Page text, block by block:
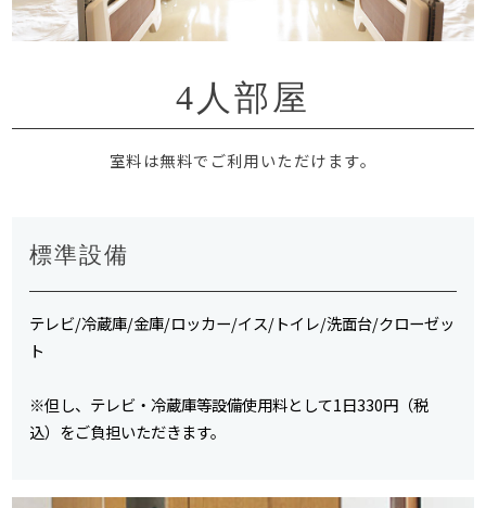
4人部屋
室料は無料でご利用いただけます。
標準設備
テレビ/冷蔵庫/金庫/ロッカー/イス/トイレ/洗面台/クローゼッ
ト
※但し、テレビ・冷蔵庫等設備使用料として1日330円（税
込）をご負担いただきます。